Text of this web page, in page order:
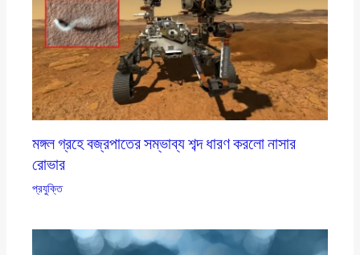
মঙ্গল গ্রহে বজ্রপাতের সম্ভাব্য শব্দ ধারণ করলো নাসার
রোভার
প্রযুক্তি